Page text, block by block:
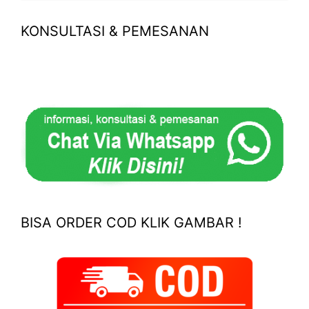
KONSULTASI & PEMESANAN
BISA ORDER COD KLIK GAMBAR !